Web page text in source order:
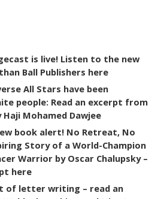
is live! Listen to the new
Ball Publishers here
All Stars have been
people: Read an excerpt from
Mohamed Dawjee
book alert! No Retreat, No
Story of a World-Champion
Warrior by Oscar Chalupsky –
here
of letter writing – read an